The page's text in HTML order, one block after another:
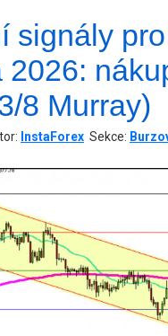
signály
2026:
8 Murray)
InstaForex Sekce: